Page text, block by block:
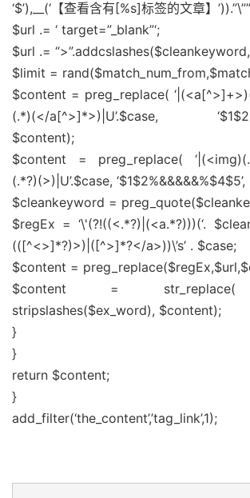
‘$’),__(‘【查看含有[%s]标签的文章】
$url .= ‘ target=”_blank”‘;
$url .= “>”.addcslashes($cleankeyword,
$limit =
$content = preg_replace(
(.*)(</a[^>]*>)|U’.$case,
$content);
$content = preg_replace(
(.*?)(>)|U’.$case,
$cleankeyword =
$regEx = ‘\'(?!((<.*?)|(<a.*?)))(‘.
(([^<>]*?)>)|([^>]*?</a>))\’s’ . $case;
$content =
$content = str_replace(
stripslashes($ex_word), $content);
}
}
return $content;
}
add_filter(‘the_content’,’tag_link’,1);